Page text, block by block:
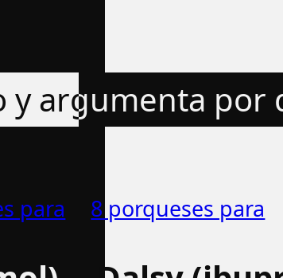
y argumenta por
para 8 porqueses para